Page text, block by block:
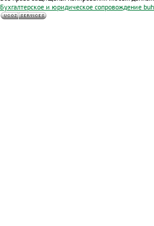
Бухгалтерское и юридическое сопровождение